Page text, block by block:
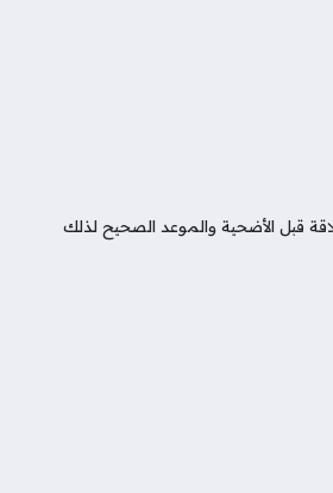
قبل الأضحية والموعد الصحيح لذلك